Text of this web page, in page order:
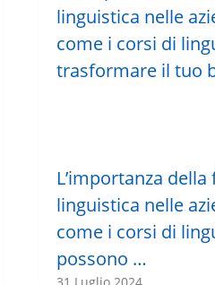
L’importanza
linguistica nelle
come i corsi di
possono …